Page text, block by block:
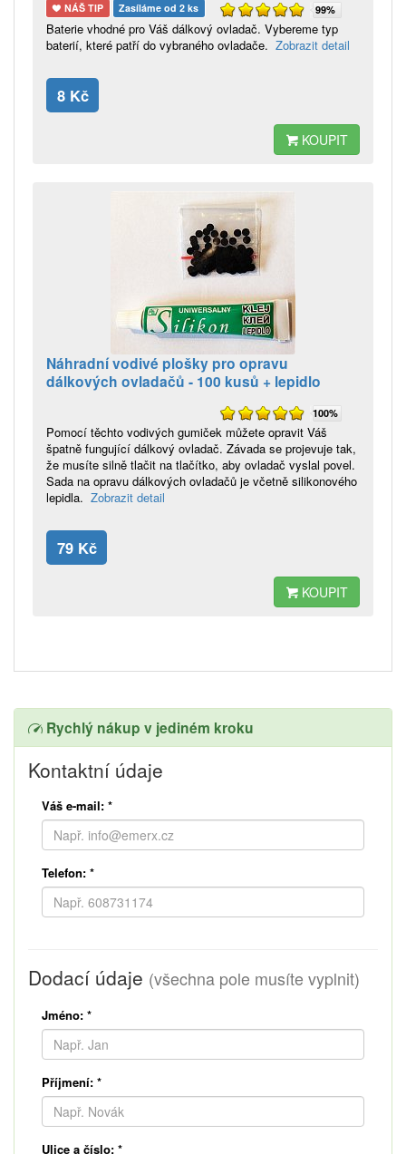
NÁŠ TIP Zasíláme od 2 ks 99%
Baterie vhodné pro Váš dálkový ovladač. Vybereme typ
baterií, které patří do vybraného ovladače. Zobrazit detail
8 Kč
KOUPIT
Náhradní vodivé plošky pro opravu
dálkových ovladačů - 100 kusů + lepidlo
100%
Pomocí těchto vodivých gumiček můžete opravit Váš
špatně fungující dálkový ovladač. Závada se projevuje tak,
že musíte silně tlačit na tlačítko, aby ovladač vyslal povel.
Sada na opravu dálkových ovladačů je včetně silikonového
lepidla. Zobrazit detail
79 Kč
KOUPIT
Rychlý nákup v jediném kroku
Kontaktní údaje
Váš e-mail: *
Telefon: *
Dodací údaje (všechna pole musíte vyplnit)
Jméno: *
Příjmení: *
Ulice a číslo: *